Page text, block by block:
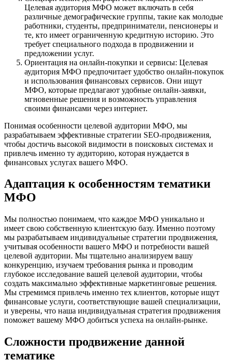
Целевая аудитория МФО может включать в себя
различные демографические группы, такие как молодые
работники, студенты, предприниматели, пенсионеры и
те, кто имеет ограниченную кредитную историю. Это
требует специального подхода в продвижении и
предложении услуг.
Ориентация на онлайн-покупки и сервисы: Целевая
аудитория МФО предпочитает удобство онлайн-покупок
и использования финансовых сервисов. Они ищут
МФО, которые предлагают удобные онлайн-заявки,
мгновенные решения и возможность управления
своими финансами через интернет.
Понимая особенности целевой аудитории МФО, мы
разрабатываем эффективные стратегии SEO-продвижения,
чтобы достичь высокой видимости в поисковых системах и
привлечь именно ту аудиторию, которая нуждается в
финансовых услугах вашего МФО.
Адаптация к особенностям тематики
МФО
Мы полностью понимаем, что каждое МФО уникально и
имеет свою собственную клиентскую базу. Именно поэтому
мы разрабатываем индивидуальные стратегии продвижения,
учитывая особенности вашего МФО и потребности вашей
целевой аудитории. Мы тщательно анализируем вашу
конкуренцию, изучаем требования рынка и проводим
глубокое исследование вашей целевой аудитории, чтобы
создать максимально эффективные маркетинговые решения.
Мы стремимся привлечь именно тех клиентов, которые ищут
финансовые услуги, соответствующие вашей специализации,
и уверены, что наша индивидуальная стратегия продвижения
поможет вашему МФО добиться успеха на онлайн-рынке.
Cложности продвижение данной
тематике